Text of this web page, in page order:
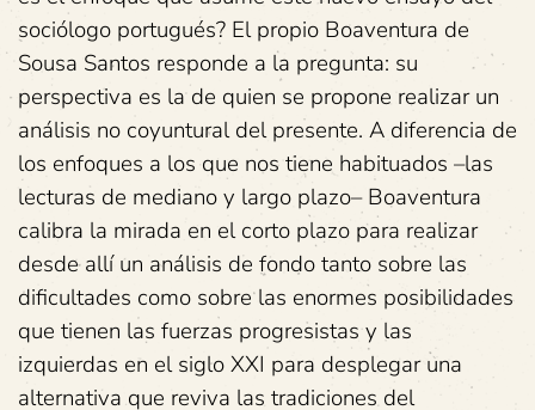
sociólogo portugués? El propio Boaventura de
Sousa Santos responde a la pregunta: su
perspectiva es la de quien se propone realizar un
análisis no coyuntural del presente. A diferencia de
los enfoques a los que nos tiene habituados –las
lecturas de mediano y largo plazo– Boaventura
calibra la mirada en el corto plazo para realizar
desde allí un análisis de fondo tanto sobre las
dificultades como sobre las enormes posibilidades
que tienen las fuerzas progresistas y las
izquierdas en el siglo XXI para desplegar una
alternativa que reviva las tradiciones del